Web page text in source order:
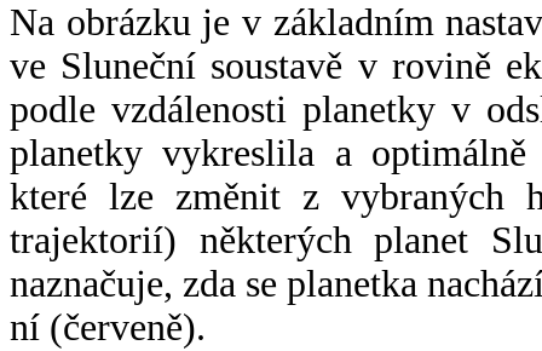
Na obrázku je v základním
ve Sluneční soustavě v rovině
podle vzdálenosti planetky v
planetky vykreslila a
které lze změnit z vybraných
trajektorií) některých planet
naznačuje, zda se planetka
ní (červeně).